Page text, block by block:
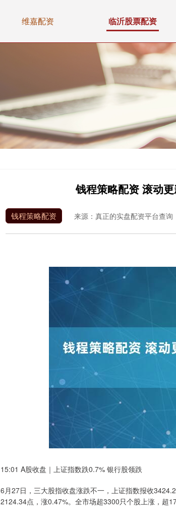
维嘉配资 临沂股票配资
钱程策略配资 滚动
钱程策略配资 来源：真正的实盘配资平台查询
15:01 A股收盘｜上证指数跌0.7% 银行股领跌
6月27日，三大股指收盘涨跌不一，上证指数报收
2124.34点，涨0.47%。全市场超3300只个股上涨，超